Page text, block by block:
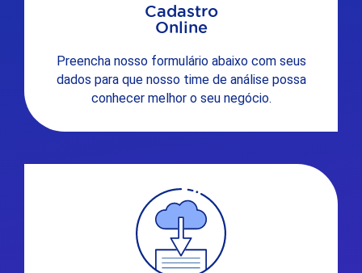
Cadastro
Online
Preencha nosso formulário abaixo com seus
dados para que nosso time de análise possa
conhecer melhor o seu negócio.